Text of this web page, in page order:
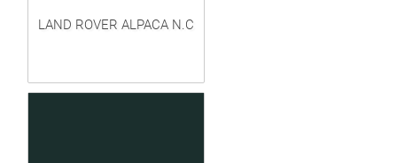
LAND ROVER ALPACA N.C